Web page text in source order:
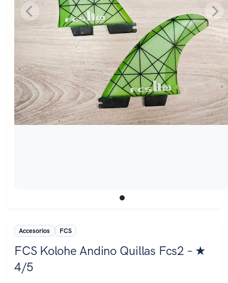
Accesorios FCS
FCS Kolohe Andino Quillas Fcs2 – ★
4/5